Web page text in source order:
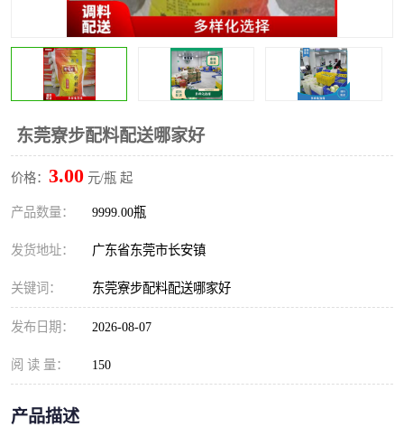
东莞寮步配料配送哪家好
价格： 3.00 元/瓶 起
产品数量： 9999.00瓶
发货地址： 广东省东莞市长安镇
关键词： 东莞寮步配料配送哪家好
发布日期： 2026-08-07
阅 读 量： 150
产品描述